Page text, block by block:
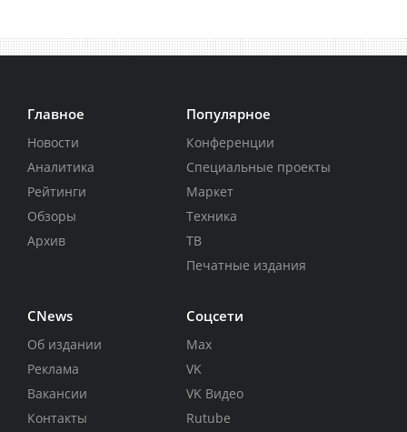
Главное
Новости
Аналитика
Рейтинги
Обзоры
Архив
Популярное
Конференции
Специальные проекты
Маркет
Техника
ТВ
Печатные издания
CNews
Об издании
Реклама
Вакансии
Контакты
Соцсети
Max
VK
VK Видео
Rutube